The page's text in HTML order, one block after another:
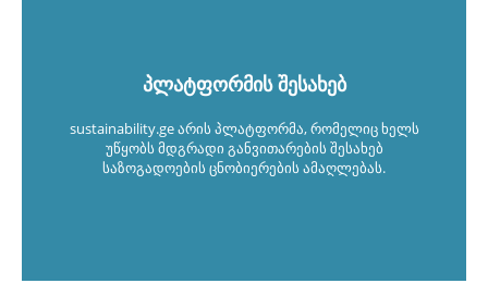
პლატფორმის შესახებ
sustainability.ge არის პლატფორმა, რომელიც ხელს
უწყობს მდგრადი განვითარების შესახებ
საზოგადოების ცნობიერების ამაღლებას.